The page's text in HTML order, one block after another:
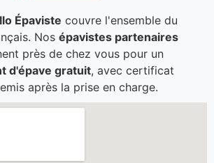
Épaviste couvre l'ensemble du
Nos épavistes partenaires
près de chez vous pour un
d'épave gratuit, avec certificat
après la prise en charge.